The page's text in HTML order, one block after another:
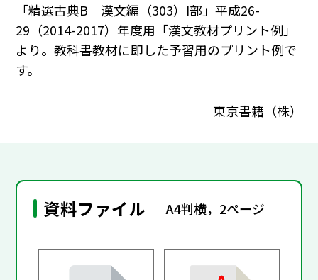
「精選古典B 漢文編（303）Ⅰ部」平成26-
29（2014-2017）年度用「漢文教材プリント例」
より。教科書教材に即した予習用のプリント例で
す。
東京書籍（株）
資料ファイル A4判横，2ページ